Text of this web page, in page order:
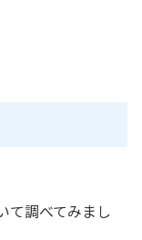
て調べてみまし